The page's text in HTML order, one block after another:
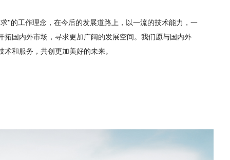
"的工作理念，在今后的发展道路上，以一流的技术能力，一
国内外市场，寻求更加广阔的发展空间。我们愿与国内外
和服务，共创更加美好的未来。